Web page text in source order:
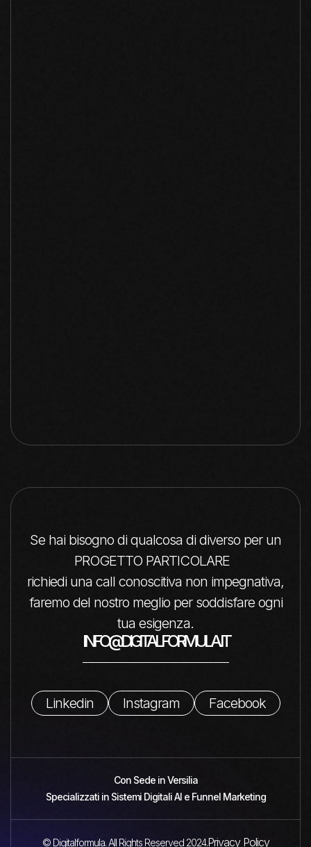
Se hai bisogno di qualcosa di diverso per un
PROGETTO PARTICOLARE
richiedi una call conoscitiva non impegnativa,
faremo del nostro meglio per soddisfare ogni
tua esigenza.
INFO@DIGITALFORMULA.IT
Linkedin Instagram Facebook
Con Sede in Versilia
Specializzati in Sistemi Digitali AI e Funnel Marketing
© Digitalformula. All Rights Reserved 2024.Privacy Policy